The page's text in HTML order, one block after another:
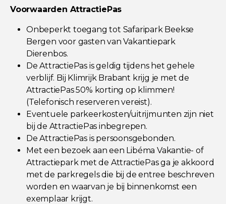
Voorwaarden AttractiePas
Onbeperkt toegang tot Safaripark Beekse
Bergen voor gasten van Vakantiepark
Dierenbos.
De AttractiePas is geldig tijdens het gehele
verblijf. Bij Klimrijk Brabant krijg je met de
AttractiePas 50% korting op klimmen!
(Telefonisch reserveren vereist).
Eventuele parkeerkosten/uitrijmunten zijn niet
bij de AttractiePas inbegrepen.
De AttractiePas is persoonsgebonden.
Met een bezoek aan een Libéma Vakantie- of
Attractiepark met de AttractiePas ga je akkoord
met de parkregels die bij de entree beschreven
worden en waarvan je bij binnenkomst een
exemplaar krijgt.